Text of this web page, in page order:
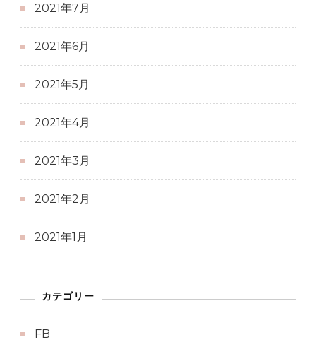
2021年7月
2021年6月
2021年5月
2021年4月
2021年3月
2021年2月
2021年1月
カテゴリー
FB